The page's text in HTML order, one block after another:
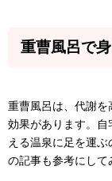
重曹風呂で
重曹風呂は、代謝
効果があります。
える温泉に足を運
の記事も参考にして